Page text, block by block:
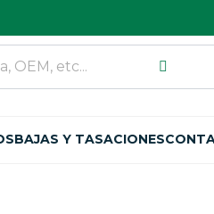
BAJAS Y TASACIONES